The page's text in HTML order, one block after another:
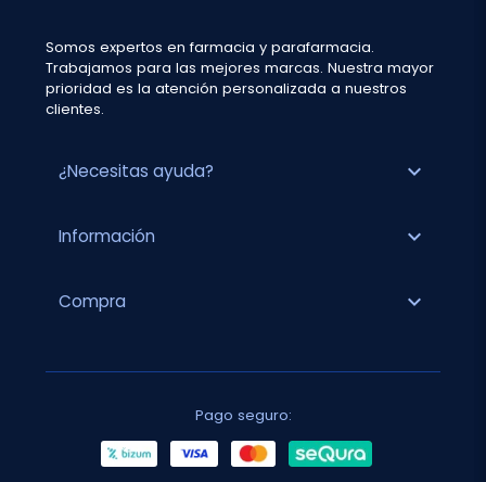
Somos expertos en farmacia y parafarmacia.
Trabajamos para las mejores marcas. Nuestra mayor
prioridad es la atención personalizada a nuestros
clientes.
¿Necesitas ayuda? expand_more
Información expand_more
Compra expand_more
Pago seguro: